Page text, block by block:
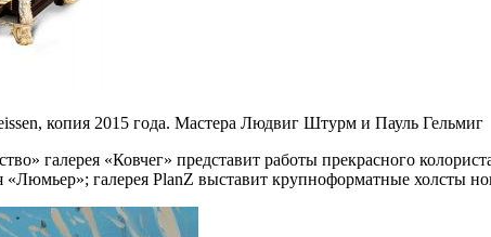
копия 2015 года. Мастера Людвиг Штурм и Пауль Гельмиг
галерея «Ковчег» представит работы прекрасного
«Люмьер»; галерея PlanZ выставит крупноформатные холсты